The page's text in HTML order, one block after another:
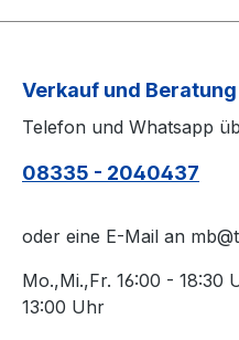
KEINE Belag-
legen.
Verkauf und Beratung
Telefon und Whatsapp
08335 - 2040437
oder eine E-Mail an
Mo.,Mi.,Fr. 16:00 - 18:30
13:00 Uhr